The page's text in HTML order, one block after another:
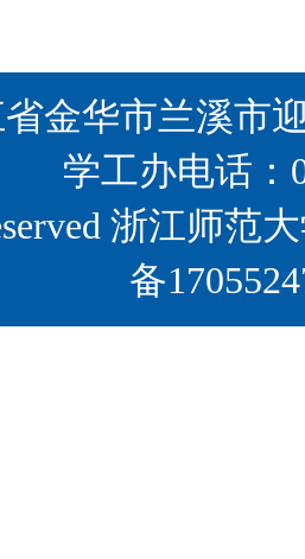
省金华市兰溪
学工办电话
浙江师
备